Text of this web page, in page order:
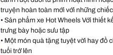
truyện hoàn toàn mới với những
• Sản phẩm xe Hot Wheels Với thiết
trưng bày hoặc sưu tập
• Một món quà tặng tuyệt vời hay đồ
tuổi trở lên